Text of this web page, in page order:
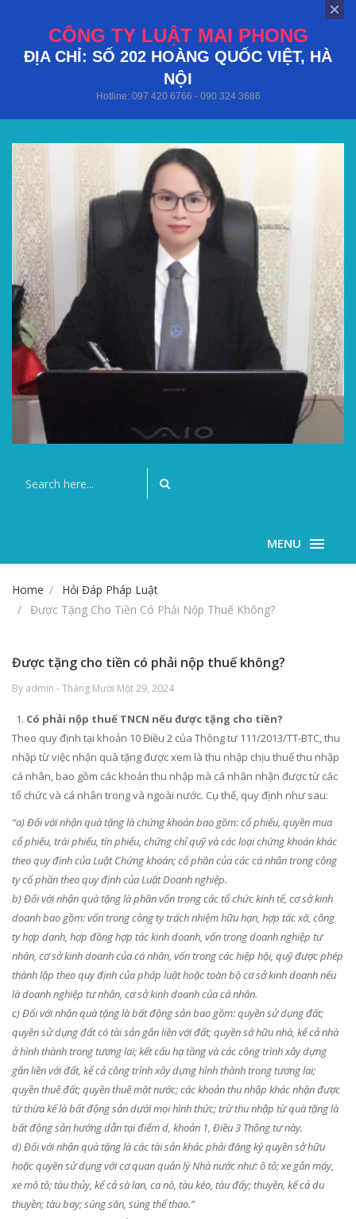
CÔNG TY LUẬT MAI PHONG
ĐỊA CHỈ: SỐ 202 HOÀNG QUỐC VIỆT, HÀ
NỘI
Hotline: 097 420 6766 - 090 324 3686
MENU
Home
Hỏi Đáp Pháp Luật
Được Tặng Cho Tiền Có Phải Nộp Thuế Không?
Được tặng cho tiền có phải nộp thuế không?
By admin - Tháng Mười Một 29, 2024
Có phải nộp thuế TNCN nếu được tặng cho tiền?
Theo quy định tại khoản 10 Điều 2 của Thông tư 111/2013/TT-BTC, thu
nhập từ việc nhận quà tặng được xem là thu nhập chịu thuế thu nhập
cá nhân, bao gồm các khoản thu nhập mà cá nhân nhận được từ các
tổ chức và cá nhân trong và ngoài nước. Cụ thể, quy định như sau:
“a) Đối với nhận quà tặng là chứng khoán bao gồm: cổ phiếu, quyền mua
cổ phiếu, trái phiếu, tín phiếu, chứng chỉ quỹ và các loại chứng khoán khác
theo quy định củaLuật Chứng khoán; cổ phần của các cá nhân trong công
ty cổ phần theo quy định củaLuật Doanh nghiệp.
b) Đối với nhận quà tặng là phần vốn trong các tổ chức kinh tế, cơ sở kinh
doanh bao gồm: vốn trong công ty trách nhiệm hữu hạn, hợp tác xã, công
ty hợp danh, hợp đồng hợp tác kinh doanh, vốn trong doanh nghiệp tư
nhân, cơ sở kinh doanh của cá nhân, vốn trong các hiệp hội, quỹ được phép
thành lập theo quy định của pháp luật hoặc toàn bộ cơ sở kinh doanh nếu
là doanh nghiệp tư nhân, cơ sở kinh doanh của cá nhân.
c) Đối với nhận quà tặng là bất động sản bao gồm: quyền sử dụng đất;
quyền sử dụng đất có tài sản gắn liền với đất; quyền sở hữu nhà, kể cả nhà
ở hình thành trong tương lai; kết cấu hạ tầng và các công trình xây dựng
gắn liền với đất, kể cả công trình xây dựng hình thành trong tương lai;
quyền thuê đất; quyền thuê mặt nước; các khoản thu nhập khác nhận được
từ thừa kế là bất động sản dưới mọi hình thức; trừ thu nhập từ quà tặng là
bất động sản hướng dẫn tại điểm d, khoản 1, Điều 3 Thông tư này.
d) Đối với nhận quà tặng là các tài sản khác phải đăng ký quyền sở hữu
hoặc quyền sử dụng với cơ quan quản lý Nhà nước như: ô tô; xe gắn máy,
xe mô tô; tàu thủy, kể cả sà lan, ca nô, tàu kéo, tàu đẩy; thuyền, kể cả du
thuyền; tàu bay; súng săn, súng thể thao.”